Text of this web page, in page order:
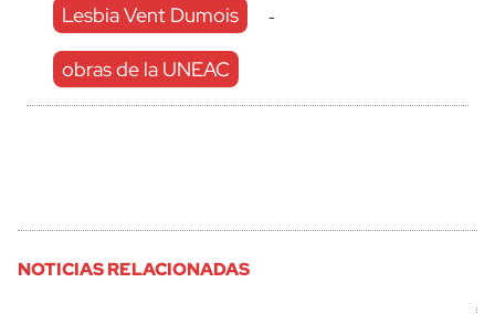
Lesbia Vent Dumois -
obras de la UNEAC
NOTICIAS RELACIONADAS